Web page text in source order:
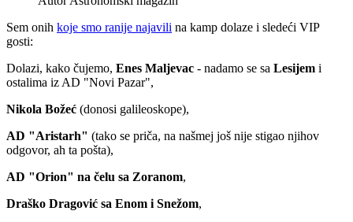
Sem onih koje smo ranije najavili na kamp dolaze i sledeći VIP
gosti:
Dolazi, kako čujemo, Enes Maljevac - nadamo se sa Lesijem i
ostalima iz AD "Novi Pazar",
Nikola Božeć (donosi galileoskope),
AD "Aristarh" (tako se priča, na našmej još nije stigao njihov
odgovor, ah ta pošta),
AD "Orion" na čelu sa Zoranom,
Draško Dragović sa Enom i Snežom,